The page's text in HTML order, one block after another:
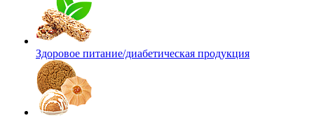
Здоровое питание/диабетическая продукция